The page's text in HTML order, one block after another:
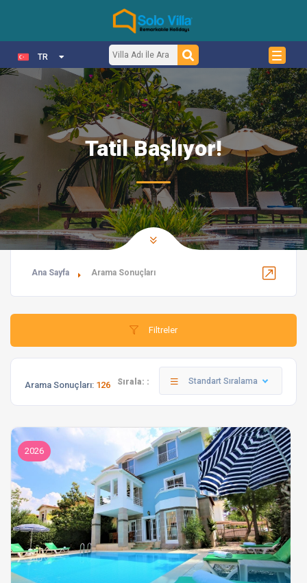
TR
Tatil Başlıyor!
Ana Sayfa Arama Sonuçları
Filtreler
Arama Sonuçları: 126 Sırala: : Standart Sıralama
2026